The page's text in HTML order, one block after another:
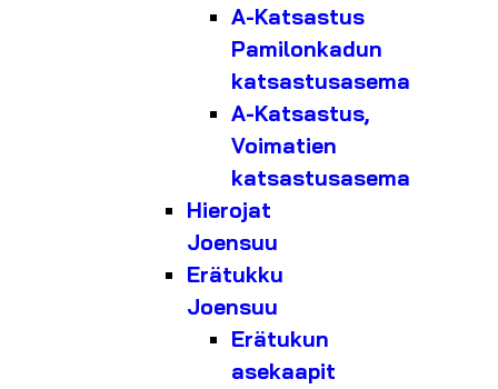
A-Katsastus
Pamilonkadun
katsastusasema
A-Katsastus,
Voimatien
katsastusasema
Hierojat
Joensuu
Erätukku
Joensuu
Erätukun
asekaapit